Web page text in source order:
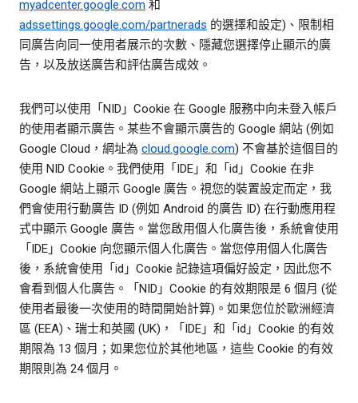
myadcenter.google.com 和
adssettings.google.com/partnerads 的選擇和設定)、限制相
同廣告向同一使用者展示的次數、隱藏您選擇停止顯示的廣
告，以及放送廣告和評估廣告成效。
我們可以使用「NID」Cookie 在 Google 服務中向未登入帳戶
的使用者顯示廣告。某些不會顯示廣告的 Google 網站 (例如
Google Cloud，網址為 cloud.google.com) 不會基於這個目的
使用 NID Cookie。我們使用「IDE」和「id」Cookie 在非
Google 網站上顯示 Google 廣告。視您的裝置設定而定，我
們會使用行動廣告 ID (例如 Android 的廣告 ID) 在行動應用程
式中顯示 Google 廣告。當您啟用個人化廣告後，系統會使用
「IDE」Cookie 向您顯示個人化廣告。當您停用個人化廣告
後，系統會使用「id」Cookie 記錄這項偏好設定，因此您不
會看到個人化廣告。「NID」Cookie 的有效期限是 6 個月 (從
使用者最後一次使用的時間開始計算)。如果您位於歐洲經濟
區 (EEA)、瑞士和英國 (UK)，「IDE」和「id」Cookie 的有效
期限為 13 個月；如果您位於其他地區，這些 Cookie 的有效
期限則為 24 個月。